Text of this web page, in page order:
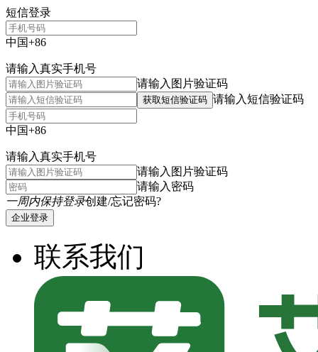
短信登录
中国+86
请输入真实手机号
请输入图片验证码
获取短信验证码 请输入短信验证码
中国+86
请输入真实手机号
请输入图片验证码
请输入密码
一周内保持登录创建/忘记密码?
企业登录
联系我们